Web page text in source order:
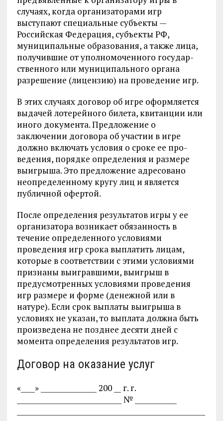
случаях, когда организаторами игр
выступают специальные субъекты —
Российская Федерация, субъекты РФ,
муниципальные образования, а также лица,
получившие от уполномоченного государ­
ственного или муниципального органа
разрешение (лицензию) на проведение игр.
В этих случаях договор об игре оформляется
выдачей лотерейного билета, квитанции или
иного документа. Предложение о
заключении договора об участии в игре
должно включать условия о сроке ее про­
ведения, порядке определения и размере
выигрыша. Это предложение адресовано
неопределенному кругу лиц и является
публичной офер­той.
После определения результатов игры у ее
организатора возникает обязанность в
течение определенного условиями
проведения игр срока выплатить лицам,
которые в соответствии с этими условиями
признаны выигравшими, выигрыш в
предусмотренных условиями проведения
игр размере и форме (денежной или в
натуре). Если срок выплаты выигрыша в
условиях не указан, то выплата должна быть
произведена не позднее десяти дней с
момента определения результа­тов игр.
Договор на оказание услуг
«____» ________________ 200 __ г. г.
______________________________ № ____________